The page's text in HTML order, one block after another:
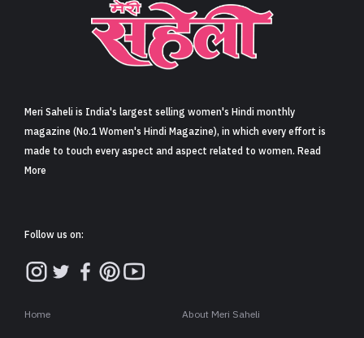
Meri Saheli is India's largest selling women's Hindi monthly
magazine (No.1 Women's Hindi Magazine), in which every effort is
made to touch every aspect and aspect related to women. Read
More
Follow us on:
Home About Meri Saheli